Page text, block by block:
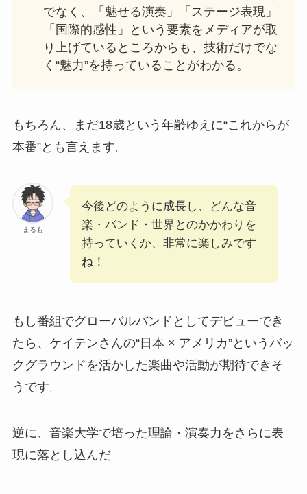
でなく、「魅せる演奏」「ステージ表現」
「国際的感性」という要素をメディアが取
り上げているところからも、技術だけでな
く“魅力”を持っていることがわかる。
もちろん、まだ18歳という年齢ゆえに“これからが
本番”とも言えます。
まるも
今後どのように成長し、どんな音
楽・バンド・世界とのかかわりを
持っていくか、非常に楽しみです
ね！
もし番組でグローバルバンドとしてデビューでき
たら、ケイテンさんの“日本 × アメリカ”というバッ
クグラウンドを活かした楽曲や活動が期待できそ
うです。
逆に、音楽大学で培った理論・演奏力をさらに表
現に落とし込んだ